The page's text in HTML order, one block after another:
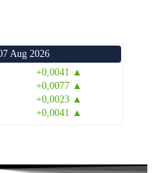
Aug 2026
+0,0041 ▲
+0,0077 ▲
+0,0023 ▲
+0,0041 ▲